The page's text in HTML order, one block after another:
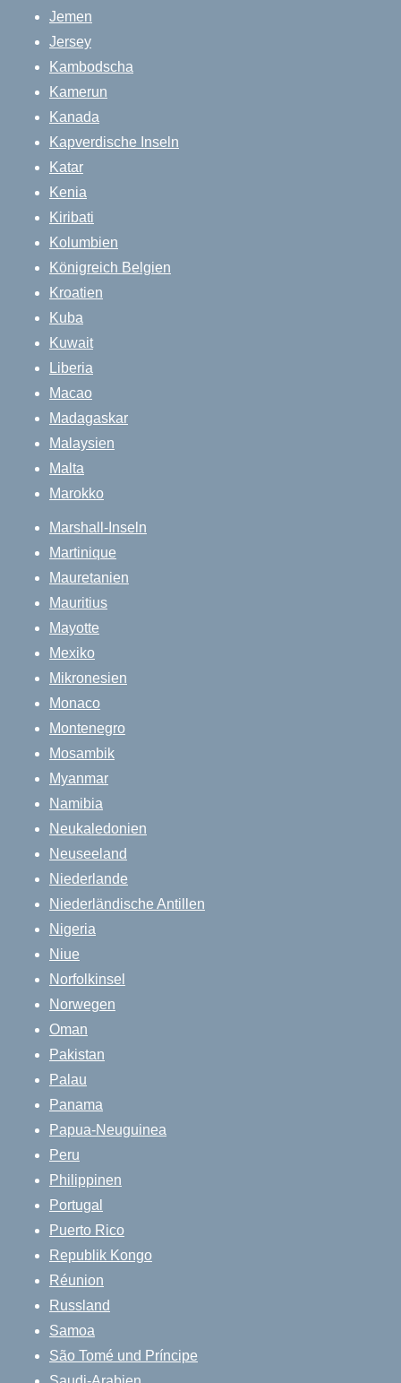
Jemen
Jersey
Kambodscha
Kamerun
Kanada
Kapverdische Inseln
Katar
Kenia
Kiribati
Kolumbien
Königreich Belgien
Kroatien
Kuba
Kuwait
Liberia
Macao
Madagaskar
Malaysien
Malta
Marokko
Marshall-Inseln
Martinique
Mauretanien
Mauritius
Mayotte
Mexiko
Mikronesien
Monaco
Montenegro
Mosambik
Myanmar
Namibia
Neukaledonien
Neuseeland
Niederlande
Niederländische Antillen
Nigeria
Niue
Norfolkinsel
Norwegen
Oman
Pakistan
Palau
Panama
Papua-Neuguinea
Peru
Philippinen
Portugal
Puerto Rico
Republik Kongo
Réunion
Russland
Samoa
São Tomé und Príncipe